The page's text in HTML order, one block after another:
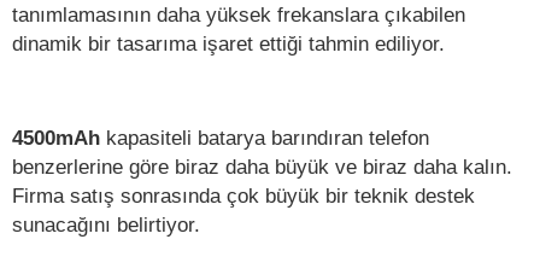
tanımlamasının daha yüksek frekanslara çıkabilen
dinamik bir tasarıma işaret ettiği tahmin ediliyor.
4500mAh kapasiteli batarya barındıran telefon
benzerlerine göre biraz daha büyük ve biraz daha kalın.
Firma satış sonrasında çok büyük bir teknik destek
sunacağını belirtiyor.